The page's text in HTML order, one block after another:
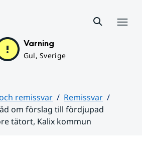
Varning
Gul, Sverige
remissvar
Remissvar
om förslag till fördjupad
tätort, Kalix kommun